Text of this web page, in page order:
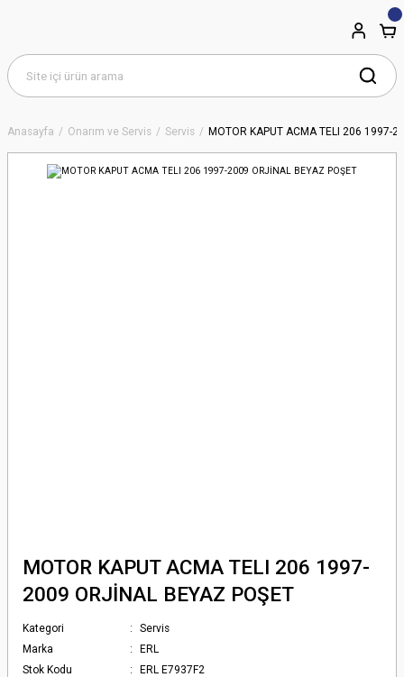
Anasayfa Onarım ve Servis Servis MOTOR KAPUT ACMA TELI 206 1997-
MOTOR KAPUT ACMA TELI 206 1997-
2009 ORJİNAL BEYAZ POŞET
Kategori
Servis
Marka
ERL
Stok Kodu
ERL E7937F2